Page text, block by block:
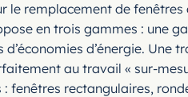
le remplacement de
en trois gammes : une
d’énergie. Une
au travail « sur-
fenêtres rectangulaires,